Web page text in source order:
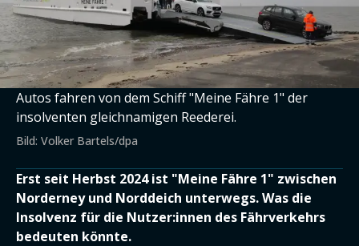
Autos fahren von dem Schiff "Meine Fähre 1" der
insolventen gleichnamigen Reederei.
Bild: Volker Bartels/dpa
Erst seit Herbst 2024 ist "Meine Fähre 1" zwischen
Norderney und Norddeich unterwegs. Was die
Insolvenz für die Nutzer:innen des Fährverkehrs
bedeuten könnte.